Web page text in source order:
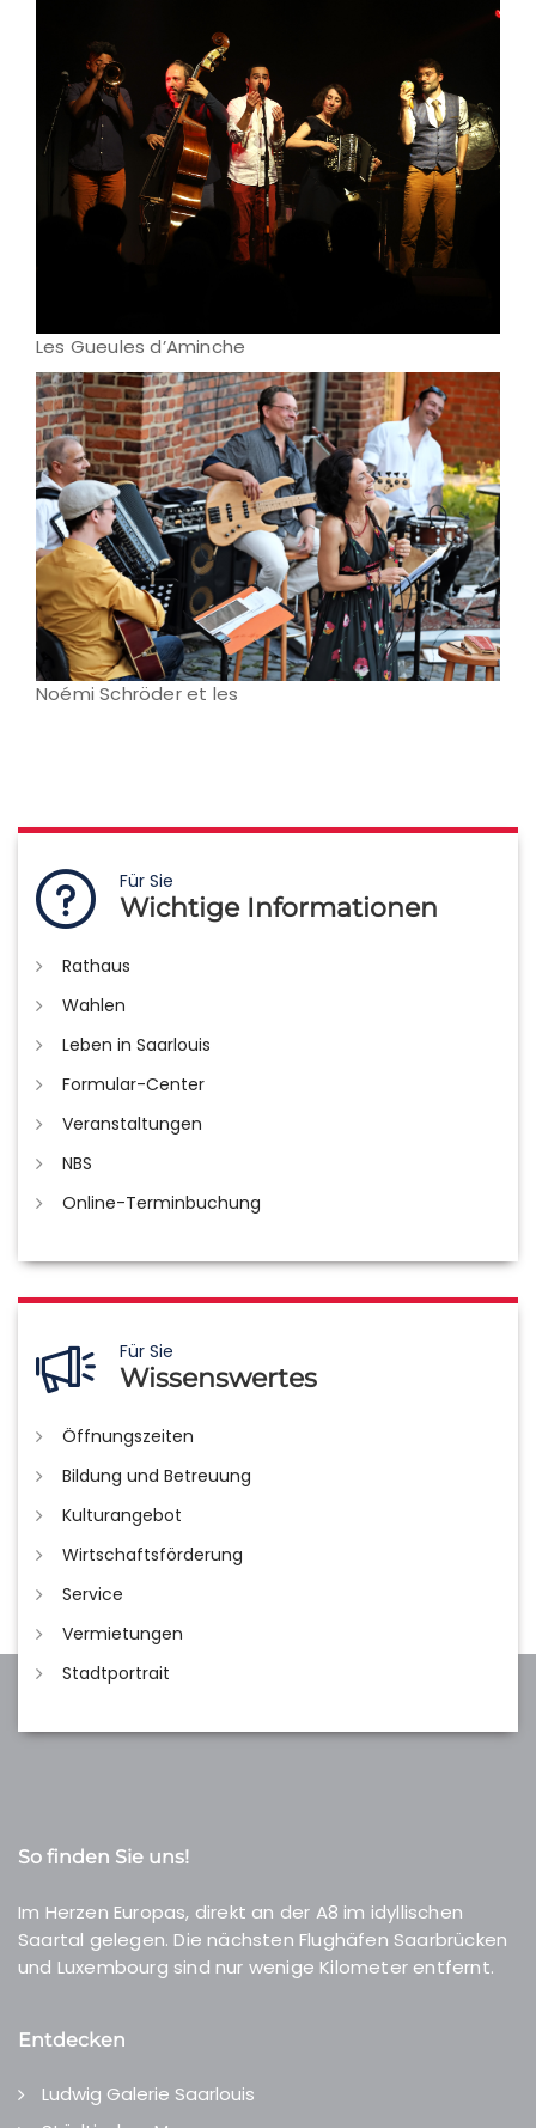
Les Gueules d’Aminche
Noémi Schröder et les
Für Sie
Wichtige Informationen
Rathaus
Wahlen
Leben in Saarlouis
Formular-Center
Veranstaltungen
NBS
Online-Terminbuchung
Für Sie
Wissenswertes
Öffnungszeiten
Bildung und Betreuung
Kulturangebot
Wirtschaftsförderung
Service
Vermietungen
Stadtportrait
So finden Sie uns!
Im Herzen Europas, direkt an der A8 im idyllischen
Saartal gelegen. Die nächsten Flughäfen Saarbrücken
und Luxembourg sind nur wenige Kilometer entfernt.
Entdecken
Ludwig Galerie Saarlouis